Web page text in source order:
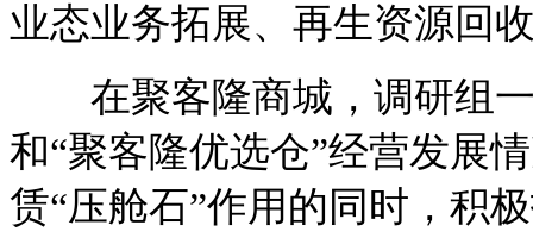
业态业务拓展、再生资源回
在聚客隆商城，调研组一
和“聚客隆优选仓”经营发展
赁“压舱石”作用的同时，积